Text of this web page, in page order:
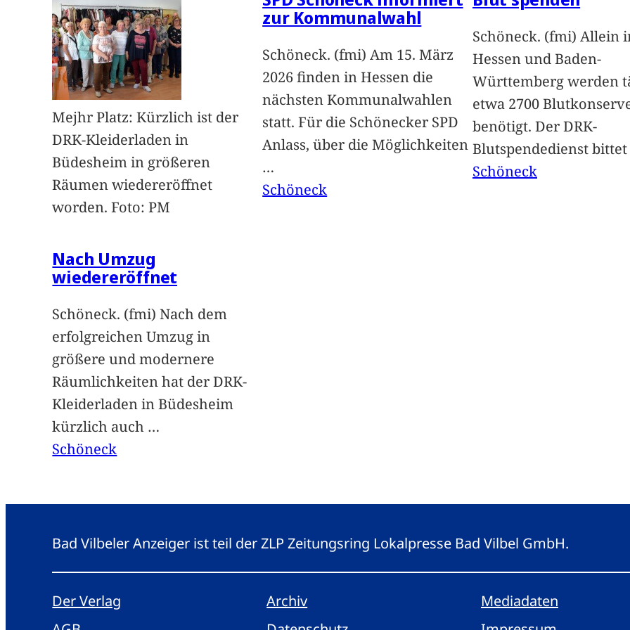
Mejhr Platz: Kürzlich ist der
DRK-Kleiderladen in
Büdesheim in größeren
Räumen wiedereröffnet
worden. Foto: PM
Nach Umzug
wiedereröffnet
Schöneck. (fmi) Nach dem
erfolgreichen Umzug in
größere und modernere
Räumlichkeiten hat der DRK-
Kleiderladen in Büdesheim
kürzlich auch …
Schöneck
zur Kommunalwahl
Schöneck. (fmi) Am 15. März
2026 finden in Hessen die
nächsten Kommunalwahlen
statt. Für die Schönecker SPD
Anlass, über die Möglichkeiten
…
Schöneck
Schöneck. (fmi) Allein
Hessen und Baden-
Württemberg werden
etwa 2700
benötigt. Der DRK-
Blutspendedienst bittet
Schöneck
Bad Vilbeler Anzeiger ist teil der ZLP Zeitungsring Lokalpresse Bad Vilbel GmbH.
Der Verlag Archiv Mediadaten